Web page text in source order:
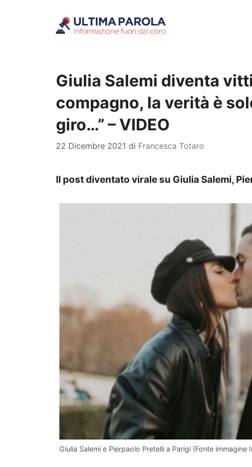
Giulia Salemi diventa
compagno, la verità è
giro…” – VIDEO
22 Dicembre 2021 di Francesca Totaro
Il post diventato virale su Giulia Salemi,
Giulia Salemi e Pierpaolo Pretelli a Parigi (Fonte immagine